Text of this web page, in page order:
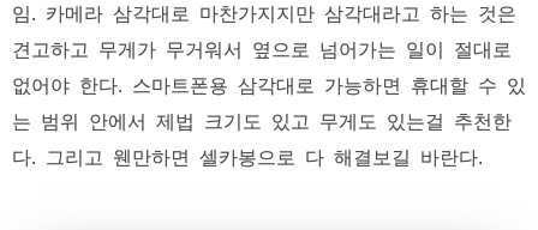
임. 카메라 삼각대로 마찬가지지만 삼각대라고 하는 것은
견고하고 무게가 무거워서 옆으로 넘어가는 일이 절대로
없어야 한다. 스마트폰용 삼각대로 가능하면 휴대할 수 있
는 범위 안에서 제법 크기도 있고 무게도 있는걸 추천한
다. 그리고 웬만하면 셀카봉으로 다 해결보길 바란다.